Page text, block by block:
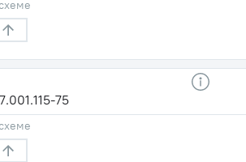
75